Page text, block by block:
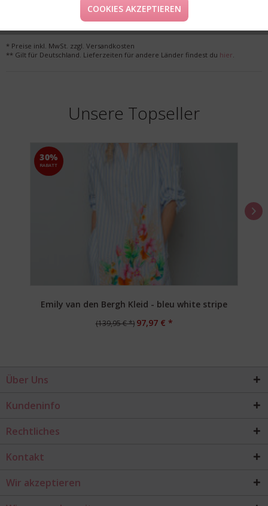
LIEFERUNG & KOSTENLOSE RETOURE
* Preise inkl. MwSt. zzgl. Versandkosten
** Gilt für Deutschland. Lieferzeiten für andere Länder findest du hier.
Unsere Topseller
30%
RABATT
Emily van den Bergh Kleid - bleu white stripe
(139,95 € *) 97,97 € *
Über Uns
Kundeninfo
Rechtliches
Kontakt
Wir akzeptieren
COOKIES AKZEPTIEREN